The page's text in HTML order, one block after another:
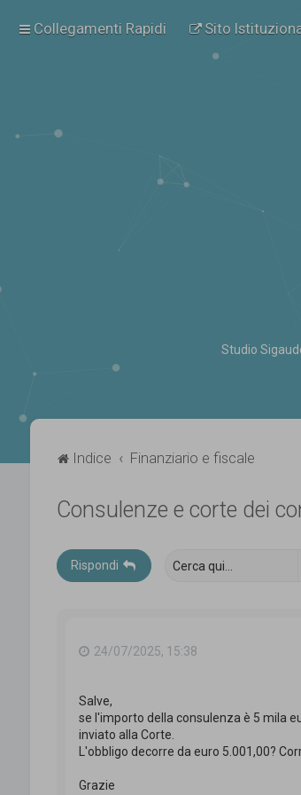
Collegamenti Rapidi Sito
Studio
Indice Finanziario e fiscale
Consulenze e corte dei
Rispondi
24/07/2025, 15:38
Salve,
se l'importo della consulenza è 5 mila
inviato alla Corte.
L'obbligo decorre da euro 5.001,00?
Grazie